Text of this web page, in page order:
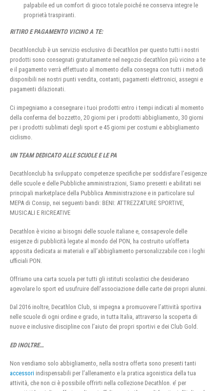
palpabile ed un comfort di gioco totale poiché ne conserva integre le
proprietà traspiranti.
RITIRO E PAGAMENTO VICINO A TE:
Decathlonclub è un servizio esclusivo di Decathlon per questo tutti i nostri
prodotti sono consegnati gratuitamente nel negozio decathlon più vicino a te
e il pagamento verrà effettuato al momento della consegna con tutti i metodi
disponibili nei nostri punti vendita, contanti, pagamenti elettronici, assegni e
pagamenti dilazionati.
Ci impegniamo a consegnare i tuoi prodotti entro i tempi indicati al momento
della conferma del bozzetto, 20 giorni per i prodotti abbigliamento, 30 giorni
per i prodotti sublimati degli sport e 45 giorni per costumi e abbigliamento
ciclismo.
UN TEAM DEDICATO ALLE SCUOLE E LE PA
Decathlonclub ha sviluppato competenze specifiche per soddisfare l’esigenze
delle scuole e delle Pubbliche amministrazioni, Siamo presenti e abilitati nei
principali marketplace della Pubblica Amministrazione e in particolare sul
MEPA di Consip, nei seguenti bandi: BENI: ATTREZZATURE SPORTIVE,
MUSICALI E RICREATIVE
Decathlon è vicino ai bisogni delle scuole italiane e, consapevole delle
esigenze di pubblicità legate al mondo del PON, ha costruito un’offerta
apposita dedicata ai materiali e all’abbigliamento personalizzabile con i loghi
ufficiali PON.
Offriamo una carta scuola per tutti gli istituti scolastici che desiderano
agevolare lo sport ed usufruire dell’associazione delle carte dei propri alunni.
Dal 2016 inoltre, Decathlon Club, si impegna a promuovere l’attività sportiva
nelle scuole di ogni ordine e grado, in tutta Italia, attraverso la scoperta di
nuove e inclusive discipline con l’aiuto dei propri sportivi e dei Club Gold.
ED INOLTRE…
Non vendiamo solo abbigliamento, nella nostra offerta sono presenti tanti
accessori indispensabili per l’allenamento e la pratica agonistica della tua
attività, che non ci è possibile offrirti nella collezione Decathlon. e’ per